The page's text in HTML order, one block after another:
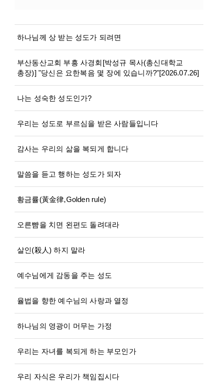
하나님께 상 받는 성도가 되려면
부산동산교회 부흥 사경회[박성규 목사(총신대학교
총장)] "당신은 요한복음 몇 장에 있습니까?"[2026.07.26]
나는 성숙한 성도인가?
우리는 성도로 부르심을 받은 사람들입니다
감사는 우리의 삶을 복되게 합니다
말씀을 듣고 행하는 성도가 되자
황금률(黃金律,Golden rule)
오른뺨을 치면 왼편도 돌려대라
살인(殺人) 하지 말라
예수님에게 감동을 주는 성도
율법을 향한 예수님의 사랑과 열정
하나님의 영광이 머무는 가정
우리는 자녀를 복되게 하는 부모인가
우리 자식은 우리가 책임집시다